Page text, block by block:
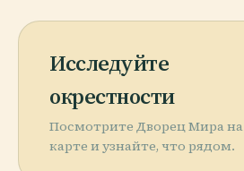
Исследуйте
окрестности
Посмотрите Дворец Мира на
карте и узнайте, что рядом.